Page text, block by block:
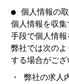
● 個人情報の
個人情報を収
手段で個人情報
弊社では次の
する場合がござ
・ 弊社の求人